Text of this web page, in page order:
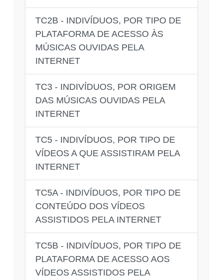
TC2B - INDIVÍDUOS, POR TIPO DE
PLATAFORMA DE ACESSO ÀS
MÚSICAS OUVIDAS PELA
INTERNET
TC3 - INDIVÍDUOS, POR ORIGEM
DAS MÚSICAS OUVIDAS PELA
INTERNET
TC5 - INDIVÍDUOS, POR TIPO DE
VÍDEOS A QUE ASSISTIRAM PELA
INTERNET
TC5A - INDIVÍDUOS, POR TIPO DE
CONTEÚDO DOS VÍDEOS
ASSISTIDOS PELA INTERNET
TC5B - INDIVÍDUOS, POR TIPO DE
PLATAFORMA DE ACESSO AOS
VÍDEOS ASSISTIDOS PELA